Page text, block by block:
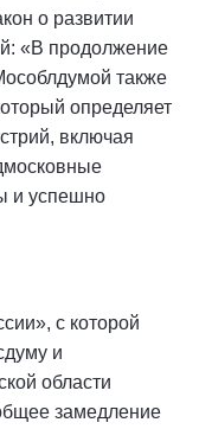
о развитии
«В продолжение
также
определяет
включая
и успешно
с которой
и
области
замедление